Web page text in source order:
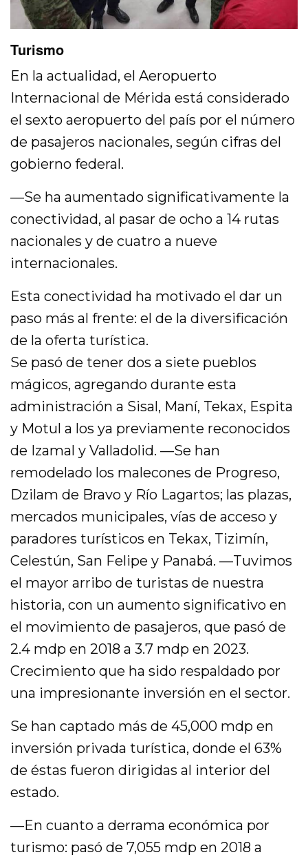
Turismo
En la actualidad, el Aeropuerto
Internacional de Mérida está considerado
el sexto aeropuerto del país por el número
de pasajeros nacionales, según cifras del
gobierno federal.
—Se ha aumentado significativamente la
conectividad, al pasar de ocho a 14 rutas
nacionales y de cuatro a nueve
internacionales.
Esta conectividad ha motivado el dar un
paso más al frente: el de la diversificación
de la oferta turística.
Se pasó de tener dos a siete pueblos
mágicos, agregando durante esta
administración a Sisal, Maní, Tekax, Espita
y Motul a los ya previamente reconocidos
de Izamal y Valladolid. —Se han
remodelado los malecones de Progreso,
Dzilam de Bravo y Río Lagartos; las plazas,
mercados municipales, vías de acceso y
paradores turísticos en Tekax, Tizimín,
Celestún, San Felipe y Panabá. —Tuvimos
el mayor arribo de turistas de nuestra
historia, con un aumento significativo en
el movimiento de pasajeros, que pasó de
2.4 mdp en 2018 a 3.7 mdp en 2023.
Crecimiento que ha sido respaldado por
una impresionante inversión en el sector.
Se han captado más de 45,000 mdp en
inversión privada turística, donde el 63%
de éstas fueron dirigidas al interior del
estado.
—En cuanto a derrama económica por
turismo: pasó de 7,055 mdp en 2018 a